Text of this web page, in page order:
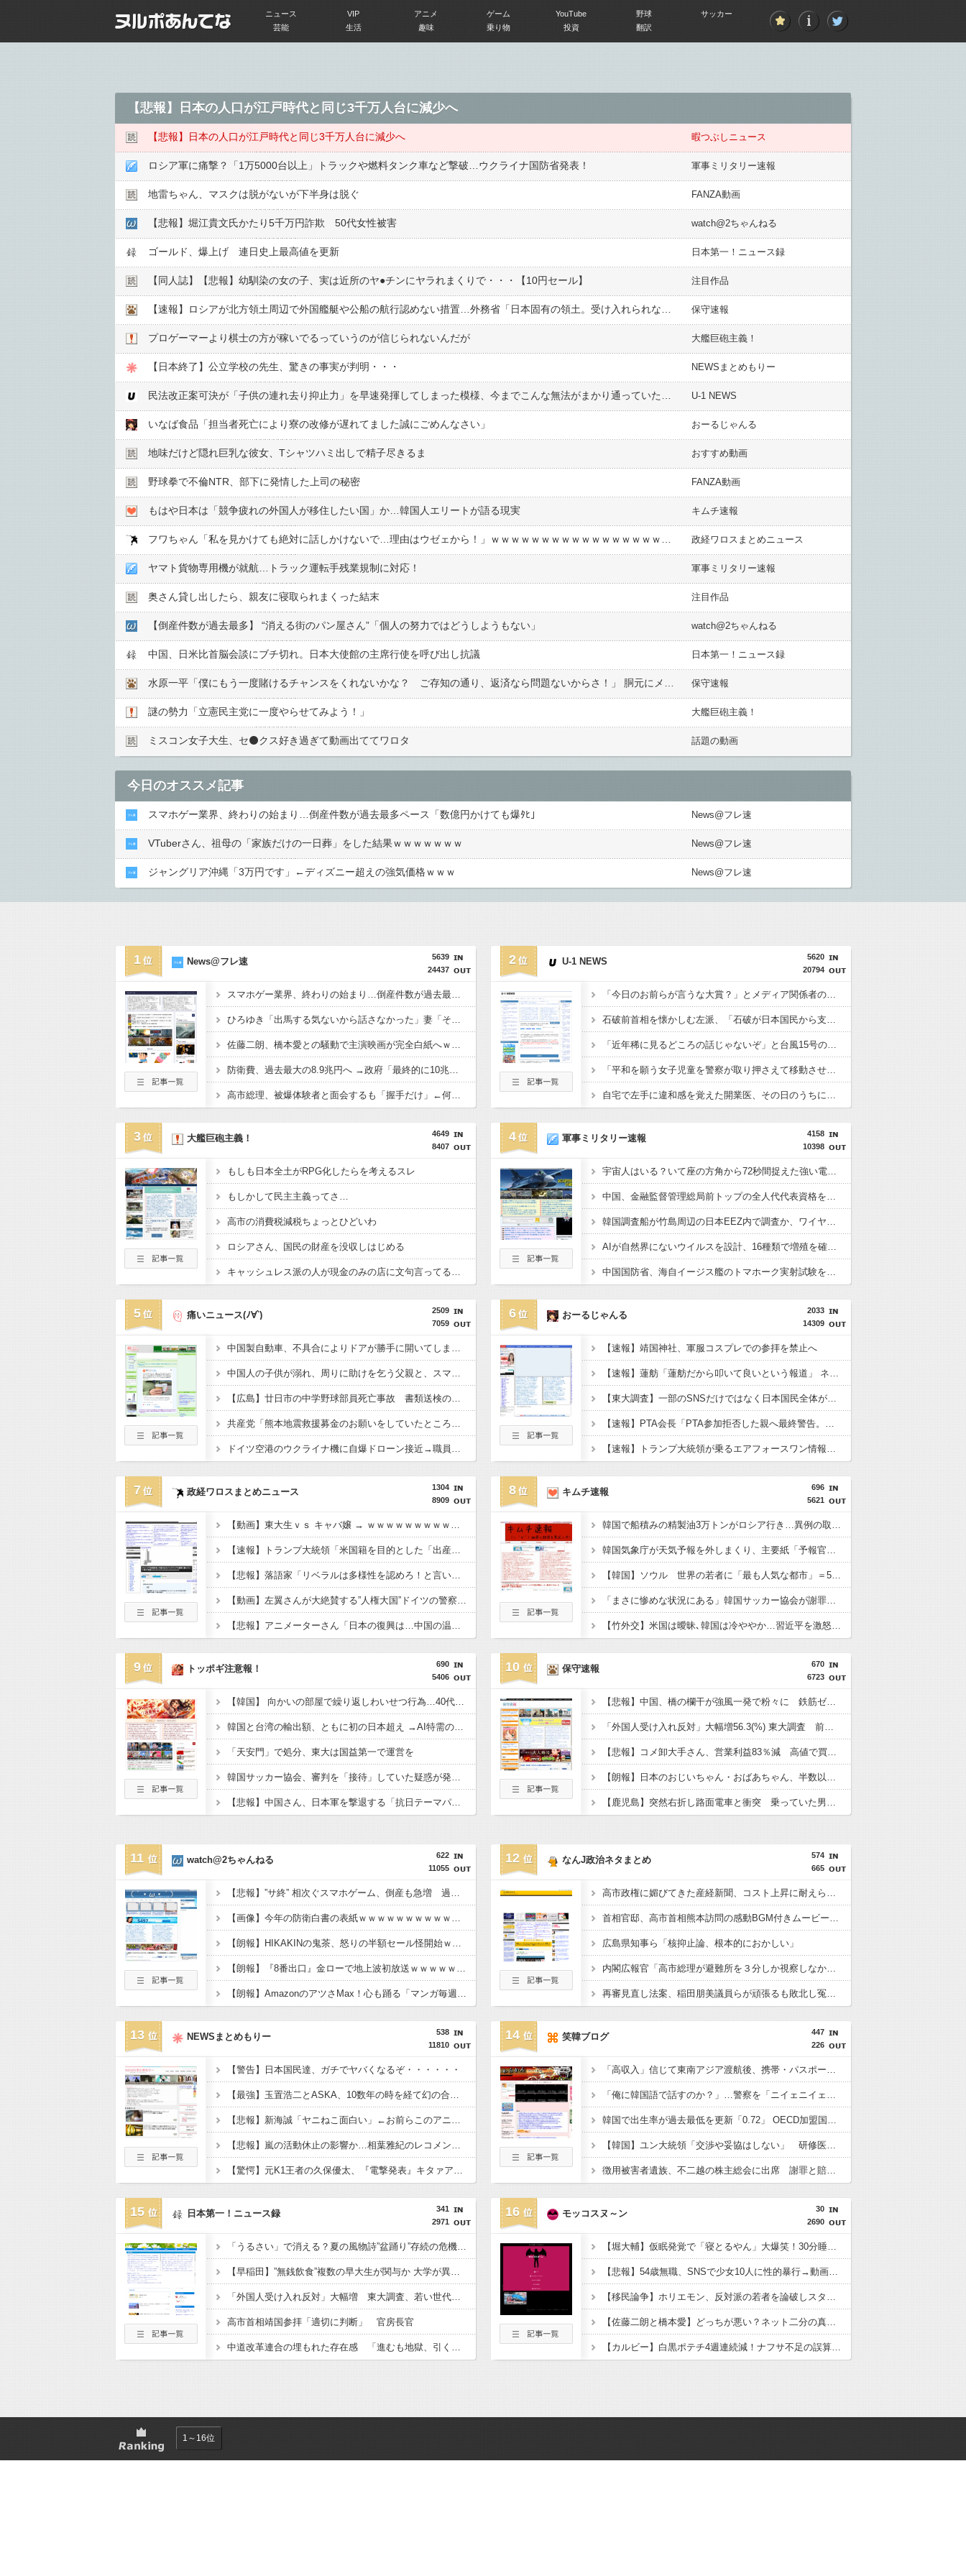
ニュース VIP アニメ ゲーム YouTube 野球
サッカー
芸能
生活 趣味 乗り物 投資 翻訳
【悲報】日本の人口が江戸時代と同じ3千万人台に減少へ
【悲報】日本の人口が江戸時代と同じ3千万人台に減少へ 暇つぶしニュース
ロシア軍に痛撃？「1万5000台以上」トラックや燃料タンク車など撃破…ウクライナ国防省発表！ 軍事ミリタリー速報
地雷ちゃん、マスクは脱がないが下半身は脱ぐ FANZA動画
【悲報】堀江貴文氏かたり5千万円詐欺 50代女性被害 watch@2ちゃんねる
ゴールド、爆上げ 連日史上最高値を更新 日本第一！ニュース録
【同人誌】【悲報】幼馴染の女の子、実は近所のヤ●︎チンにヤラれまくりで・・・【10円セール】 注目作品
保守速報
プロゲーマーより棋士の方が稼いでるっていうのが信じられないんだが 大艦巨砲主義！
【日本終了】公立学校の先生、驚きの事実が判明・・・ NEWSまとめもりー
U-1 NEWS
いなば食品「担当者死亡により寮の改修が遅れてました誠にごめんなさい」 おーるじゃんる
地味だけど隠れ巨乳な彼女、Tシャツハミ出しで精子尽きるま おすすめ動画
野球拳で不倫NTR、部下に発情した上司の秘密 FANZA動画
もはや日本は「競争疲れの外国人が移住したい国」か…韓国人エリートが語る現実 キムチ速報
政経ワロスまとめニュース
ヤマト貨物専用機が就航…トラック運転手残業規制に対応！ 軍事ミリタリー速報
奥さん貸し出したら、親友に寝取られまくった結末 注目作品
【倒産件数が過去最多】 “消える街のパン屋さん”「個人の努力ではどうしようもない」 watch@2ちゃんねる
中国、日米比首脳会談にブチ切れ。日本大使館の主席行使を呼び出し抗議 日本第一！ニュース録
保守速報
謎の勢力「立憲民主党に一度やらせてみよう！」 大艦巨砲主義！
ミスコン女子大生、セ⚫️クス好き過ぎて動画出ててワロタ 話題の動画
今日のオススメ記事
スマホゲー業界、終わりの始まり…倒産件数が過去最多ペース「数億円かけても爆ﾀﾋ」 News@フレ速
VTuberさん、祖母の「家族だけの一日葬」をした結果ｗｗｗｗｗｗｗ News@フレ速
ジャングリア沖縄「3万円です」←ディズニー超えの強気価格ｗｗｗ News@フレ速
1
5639
24437
News@フレ速
スマホゲー業界、終わりの始まり…倒産件数が過去最多ペース「数億円かけても爆ﾀﾋ」
ひろゆき「出馬する気ないから話さなかった」妻「それでも不誠実だろ」→離婚協議へｗｗｗｗｗ
佐藤二朗、橋本愛との騒動で主演映画が完全白紙へｗｗｗｗｗ
防衛費、過去最大の8.9兆円へ →政府「最終的に10兆円規模になる可能性」
高市総理、被爆体験者と面会するも「握手だけ」←何のために会うんだよ…
2
5620
20794
U-1 NEWS
「今日のお前らが言うな大賞？」とメディア関係者の一般人への苦言にツッコミ殺到、被災地の避難所でカメラまわすのは……
石破前首相を懐かしむ左派、「石破が日本国民から支持されまくっていた」と主張してしまうも……
「近年稀に見るどころの話じゃないぞ」と台風15号の予想進路に困惑する人が多数、偏西風が全く通用していないんだけど……
「平和を願う女子児童を警察が取り押さえて移動させた」と市民団体が告発、「児童……どこ？」とガチで困惑する人が続出
自宅で左手に違和感を覚えた開業医、その日のうちに両足が動かなくなり入院すると……
3
4649
8407
大艦巨砲主義！
もしも日本全土がRPG化したらを考えるスレ
もしかして民主主義ってさ…
高市の消費税減税ちょっとひどいわ
ロシアさん、国民の財産を没収しはじめる
キャッシュレス派の人が現金のみの店に文句言ってるのってどう思う？
4
4158
10398
軍事ミリタリー速報
宇宙人はいる？いて座の方角から72秒間捉えた強い電波、50年間正体分からぬ「Wow！信号」
中国、金融監督管理総局前トップの全人代代表資格を剥奪…重大な規律違反で！
韓国調査船が竹島周辺の日本EEZ内で調査か、ワイヤのようなもの海中に投入…外務省が抗議！
AIが自然界にないウイルスを設計、16種類で増殖を確認…米スタンフォード大！
中国国防省、海自イージス艦のトマホーク実射試験を批判「国際社会は新型軍国主義を団結して阻止を」！
5
2509
7059
痛いニュース(ﾉ∀`)
中国製自動車、不具合によりドアが勝手に開いてしまう件
中国人の子供が溺れ、周りに助けを乞う父親と、スマホを向けてインプレ稼ぎの見物人
【広島】廿日市の中学野球部員死亡事故 書類送検の医師、別人のCT画像で診察した疑い 頭部出血に気づかなかった可能性
共産党「熊本地震救援募金のお願いをしていたところ、中指を立てられました。嫌がらせ酷い」
ドイツ空港のウクライナ機に自爆ドローン接近→職員が蹴り落とす→偶然起爆装置が壊れセーフ
6
2033
14309
おーるじゃんる
【速報】靖国神社、軍服コスプレでの参拝を禁止へ
【速報】蓮舫「蓮舫だから叩いて良いという報道」 ネット「高市だから叩いて良いをやってるのがお前だろ」
【東大調査】一部のSNSだけではなく日本国民全体が思っていた「外国人受け入れ反対」大幅増20.7%↑56.3%
【速報】PTA会長「PTA参加拒否した親へ最終警告。こうなってもいい？」問題になりすぎて即撤回
【速報】トランプ大統領が乗るエアフォースワン情報漏洩事件、流出元はバイデン政権の空軍長官と判明「アクセス権を取り消す」
7
1304
8909
政経ワロスまとめニュース
【動画】東大生ｖｓ キャバ嬢 → ｗｗｗｗｗｗｗｗｗｗｗｗｗｗｗｗｗｗ
【速報】トランプ大統領「米国籍を目的とした「出産ツーリズム」を禁止する！中国人が子供の国籍目的に出産しに来るのはおかしい！」ｗｗｗｗｗｗｗｗｗｗｗｗｗ
【悲報】落語家「リベラルは多様性を認めろ！と言いながら自分達と違う意見には執拗に攻撃してくる！」ｗｗｗｗｗｗｗｗｗｗｗｗｗｗ
【動画】左翼さんが大絶賛する”人権大国”ドイツの警察、極左活動家への「人道的対処」が力強すぎるとネットで話題に → ｗｗｗｗｗｗｗｗ
【悲報】アニメーターさん「日本の復興は…中国の温情のおかげだ！」 ← 突っ込み殺到 ｗｗｗｗｗｗｗｗｗ
8
696
5621
キムチ速報
韓国で船積みの精製油3万トンがロシア行き…異例の取引 ロイター報道
韓国気象庁が天気予報を外しまくり、主要紙「予報官らの資質問題」と酷評
【韓国】ソウル 世界の若者に「最も人気な都市」＝5年連続1位
「まさに惨めな状況にある」韓国サッカー協会が謝罪文を公表
【竹外交】米国は曖昧､韓国は冷ややか…習近平を激怒させた高市発言に｢無言の支持｣を示した国の大胆な手法
9
690
5406
トッポギ注意報！
【韓国】 向かいの部屋で繰り返しわいせつ行為…40代女性「自宅に戻れない」
韓国と台湾の輸出額、ともに初の日本超え →AI特需の恩恵で差
「天安門」で処分、東大は国益第一で運営を
韓国サッカー協会、審判を「接待」していた疑惑が発覚 →日本人２人も対象か
【悲報】中国さん、日本軍を撃退する「抗日テーマパーク」を各地で大量建設
10
670
6723
保守速報
【悲報】中国、橋の欄干が強風一発で粉々に 鉄筋ゼロ 当局「接着剤でくっつけただけ」「正常で、品質問題はない」
「外国人受け入れ反対」大幅増56.3(%) 東大調査 前回から20ポイント以上の爆増
【悲報】コメ卸大手さん、営業利益83％減 高値で買い込んだ米が売れず「損切り祭り」開幕へ
【朗報】日本のおじいちゃん・おばあちゃん、半数以上がSNSを使いこなしていたｗｗｗｗｗ
【鹿児島】突然右折し路面電車と衝突 乗っていた男女3人は車を放置しダッシュで逃走中
11
622
11055
watch@2ちゃんねる
【悲報】”サ終” 相次ぐスマホゲーム、倒産も急増 過去最多ペースで推移 「当たれば一攫千金」過去の時代に
【画像】今年の防衛白書の表紙ｗｗｗｗｗｗｗｗｗｗｗｗｗｗｗｗｗｗｗ
【朗報】HIKAKINの鬼茶、怒りの半額セール怪開始ｗｗｗｗｗｗｗｗｗｗｗｗｗｗ
【朗報】『8番出口』金ローで地上波初放送ｗｗｗｗｗｗｗｗｗｗｗｗｗ
【朗報】AmazonのアツさMax！心も踊る「マンガ毎週末セール（50%還元）」2日目襲来！
12
574
665
なんJ政治ネタまとめ
高市政権に媚びてきた産経新聞、コスト上昇に耐えられず東北6県撤退を発表
首相官邸、高市首相熊本訪問の感動BGM付きムービーを投稿「全部が全部ありがたかったです」
広島県知事ら「核抑止論、根本的におかしい」
内閣広報官「高市総理が避難所を３分しか視察しなかったなんてデマ！50分いたぞ????」 →しかし事実上の視察は数分で正解
再審見直し法案、稲田朋美議員らが頑張るも敗北し冤罪当事者が失望する内容に終わる
13
538
11810
NEWSまとめもりー
【警告】日本国民達、ガチでヤバくなるぞ・・・・・・
【最強】玉置浩二とASKA、10数年の時を経て幻の合作曲をガチリリースへ
【悲報】新海誠「ヤニねこ面白い」←お前らこのアニメどう思ってんの？
【悲報】嵐の活動休止の影響か…相葉雅紀のレコメンが9月いっぱいで終了へ
【驚愕】元K1王者の久保優太、『電撃発表』キタァアアアアアーーーーーー！！
14
447
226
笑韓ブログ
「高収入」信じて東南アジア渡航後、携帯・パスポート奪われ監禁…韓国人の被害急増
「俺に韓国語で話すのか？」…警察を「ニイェニイェニイェ」とからかう韓国滞在外国人の投稿動画が物議
韓国で出生率が過去最低を更新「0.72」 OECD加盟国で唯一 1を下回る
【韓国】ユン大統領「交渉や妥協はしない」 研修医集団ボイコット受け
徴用被害者遺族、不二越の株主総会に出席 謝罪と賠償求める
15
341
2971
日本第一！ニュース録
「うるさい」で消える？夏の風物詩”盆踊り”存続の危機 会場数は20年で半減 騒音対策で”サイレント盆ダンス”も
【早稲田】”無銭飲食”複数の早大生が関与か 大学が異例の注意喚起
「外国人受け入れ反対」大幅増 東大調査、若い世代で多く
高市首相靖国参拝「適切に判断」 官房長官
中道改革連合の埋もれた存在感 「進むも地獄、引くも地獄」3党合流で浮上できるのか⋯有楽町駅前に数百人の支持者ら
16
30
2690
モッコスヌ～ン
【堀大輔】仮眠発覚で「寝とるやん」大爆笑！30分睡眠の矛盾にネット騒然
【悲報】54歳無職、SNSで少女10人に性的暴行→動画770本押収の常習犯
【移民論争】ホリエモン、反対派の若者を論破しスタジオ完全沈黙！ネット賛否の本質
【佐藤二朗と橋本愛】どっちが悪い？ネット二分の真相とハラスメント認定の難しさ
【カルビー】白黒ポテチ4週連続減！ナフサ不足の誤算とマーケ失敗の深層
1～16位